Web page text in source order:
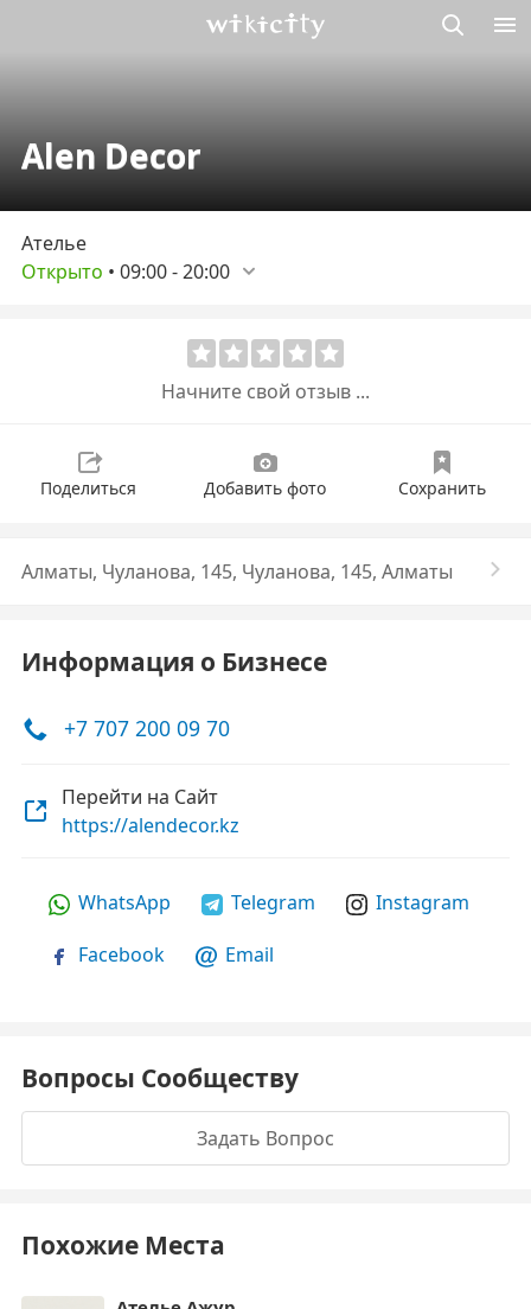
Alen Decor
Ателье
Открыто • 09:00-20:00
Начните свой отзыв ...
Поделиться Добавить фото Сохранить
Алматы, Чуланова, 145, Чуланова, 145, Алматы
Информация о Бизнесе
+7 707 200 09 70
Перейти на Сайт
https://alendecor.kz
WhatsApp Telegram
Instagram
Facebook
Email
Вопросы Сообществу
Задать Вопрос
Похожие Места